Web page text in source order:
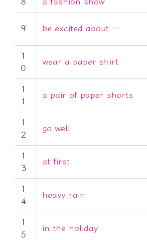
9 be excited about …
1
0
wear a paper shirt
1
1
a pair of paper shorts
1
2
go well
1
3
at first
1
4
heavy rain
1
5
in the holiday